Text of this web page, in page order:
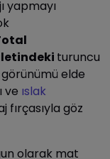
yapmayı
turuncu
görünümü elde
ve ıslak
fırçasıyla göz
olarak mat